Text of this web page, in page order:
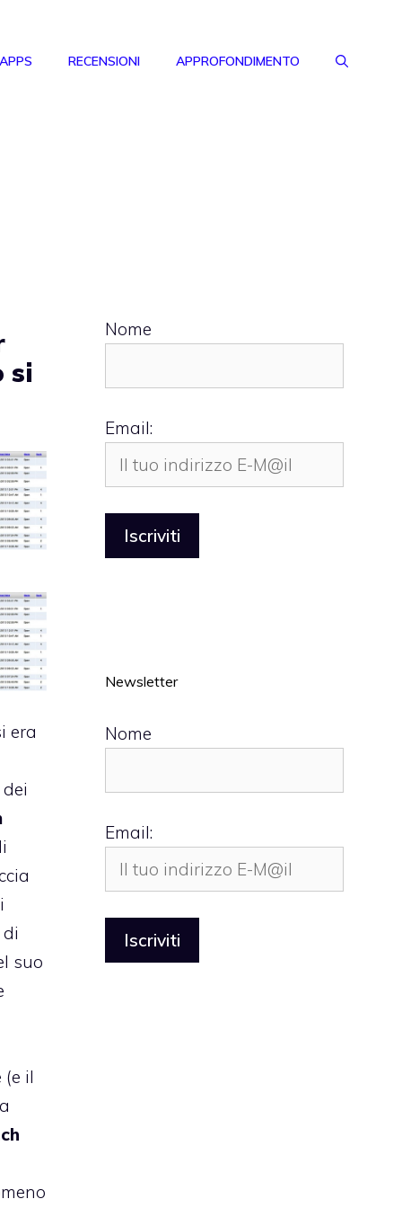
RECENSIONI APPROFONDIMENTO
si
era
suo
(e il
Nome
Email:
Newsletter
Nome
Email: